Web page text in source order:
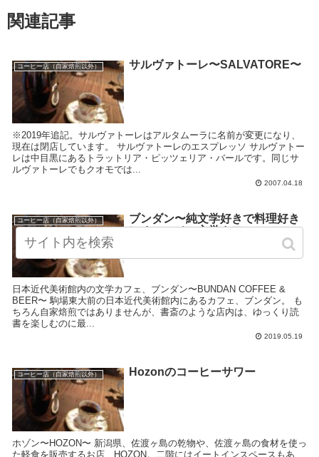
関連記事
コーヒー店（自家焙煎以外） サルヴァトーレ〜SALVATORE〜
※2019年追記。サルヴァトーレはアルタムーラに名前が変更になり、
現在は閉店しています。 サルヴァトーレのエスプレッソ サルヴァトー
レは中目黒にあるトラットリア・ピッツェリア・バールです。同じサ
ルヴァトーレでもクオモでは...
2007.04.18
コーヒー店（自家焙煎以外）
ブンダン〜純文学好きで料理好き
にオススメの文学カフェ〜
日本近代美術館内の文学カフェ、ブンダン〜BUNDAN COFFEE &
BEER〜 駒場東大前の日本近代美術館内にあるカフェ、ブンダン。 も
ちろん自家焙煎ではありませんが、書斎のような店内は、ゆっくり読
書を楽しむのに最...
2019.05.19
コーヒー店（自家焙煎以外） Hozonのコーヒーサワー
ホゾン〜HOZON〜 新潟県、佐渡ヶ島の乾物や、佐渡ヶ島の食材を使っ
た軽食を販売するお店、HOZON。二階にはイートインスペースもあ